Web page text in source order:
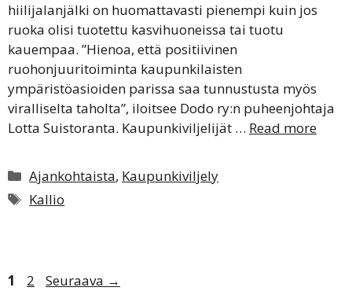
hiilijalanjälki on huomattavasti pienempi kuin jos
ruoka olisi tuotettu kasvihuoneissa tai tuotu
kauempaa. ”Hienoa, että positiivinen
ruohonjuuritoiminta kaupunkilaisten
ympäristöasioiden parissa saa tunnustusta myös
viralliselta taholta”, iloitsee Dodo ry:n puheenjohtaja
Lotta Suistoranta. Kaupunkiviljelijät … Read more
Kategoriat
Ajankohtaista, Kaupunkiviljely
Avainsanat
Kallio
Sivu
1 Sivu
2 Seuraava →